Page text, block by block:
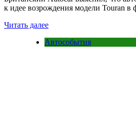
к идее возрождения модели Touran в
Читать далее
Автособытия